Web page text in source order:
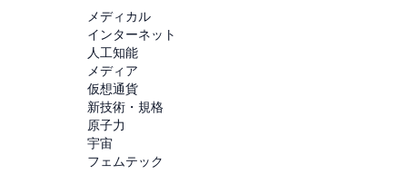
メディカル
インターネット
人工知能
メディア
仮想通貨
新技術・規格
原子力
宇宙
フェムテック